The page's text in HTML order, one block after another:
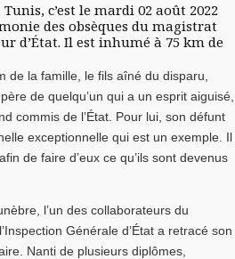
c’est le mardi 02 août 2022
des obsèques du magistrat
d’État. Il est inhumé à 75 km de
de la famille, le fils aîné du disparu,
de quelqu’un qui a un esprit aiguisé,
commis de l’État. Pour lui, son défunt
exceptionnelle qui est un exemple. Il
de faire d’eux ce qu’ils sont devenus
l’un des collaborateurs du
Générale d’État a retracé son
Nanti de plusieurs diplômes,